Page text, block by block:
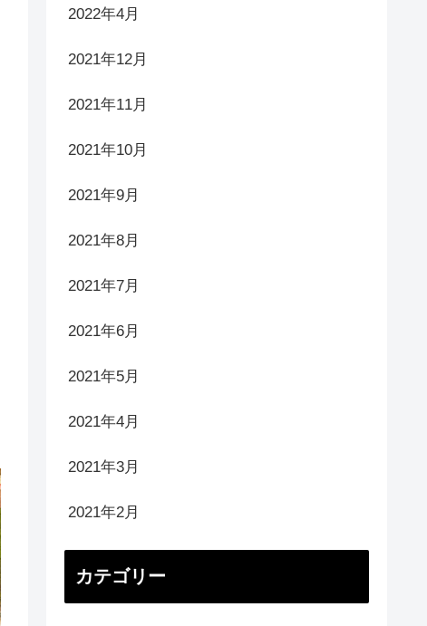
2022年4月
2021年12月
2021年11月
2021年10月
2021年9月
2021年8月
2021年7月
2021年6月
2021年5月
2021年4月
2021年3月
2021年2月
カテゴリー